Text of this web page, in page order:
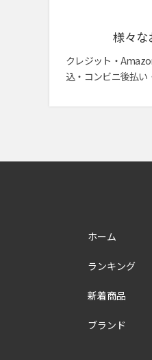
様々な
クレジット・
込・コンビニ後払い
ホーム
ランキング
新着商品
ブランド